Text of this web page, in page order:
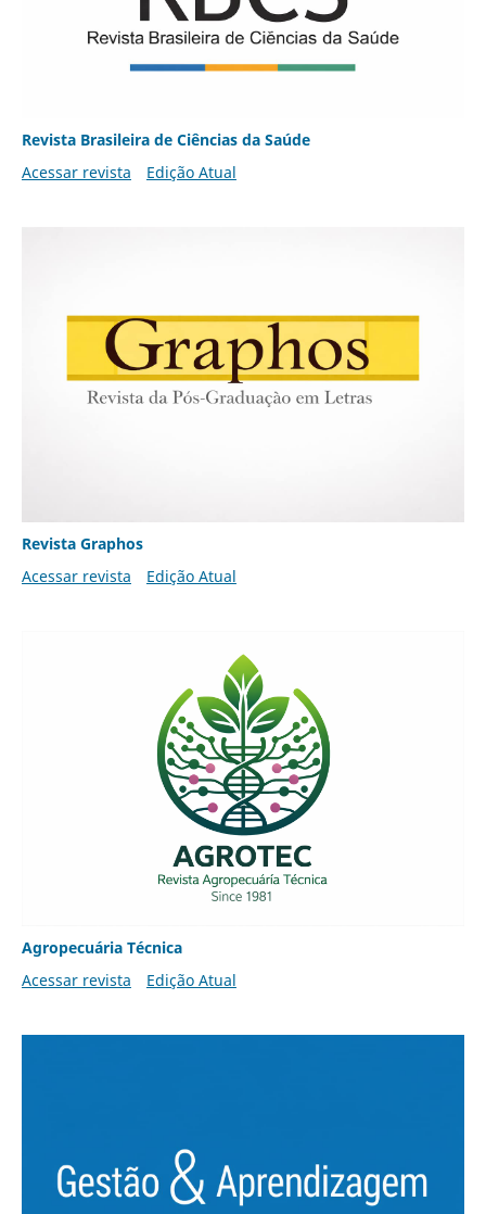
Revista Brasileira de Ciências da Saúde
Acessar revista
Edição Atual
Revista Graphos
Acessar revista
Edição Atual
Agropecuária Técnica
Acessar revista
Edição Atual